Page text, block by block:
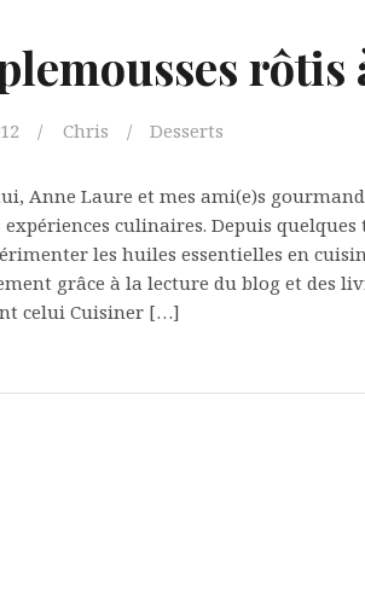
rôtis
Chris Desserts
Anne Laure et mes ami(e)s
expériences culinaires. Depuis
les huiles essentielles en
grâce à la lecture du blog et des
celui Cuisiner […]